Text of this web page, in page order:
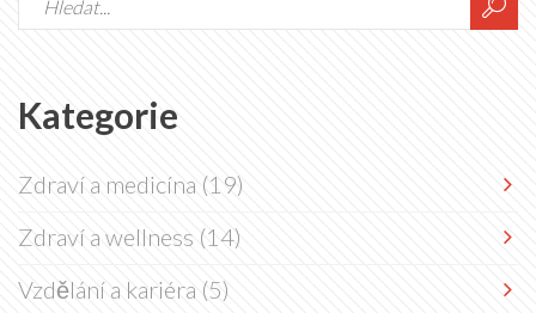
Kategorie
Zdraví a medicína (19)
Zdraví a wellness (14)
Vzdělání a kariéra (5)